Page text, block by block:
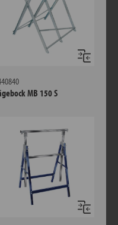
MB 150 S